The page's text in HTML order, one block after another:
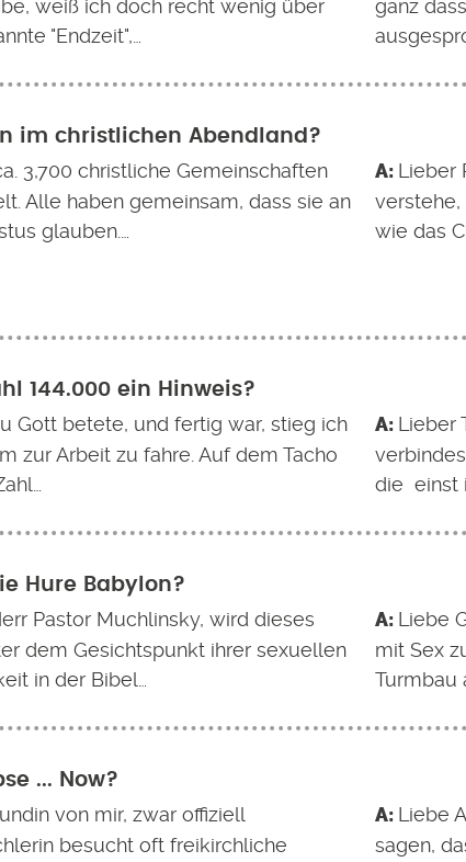
weiß ich doch recht wenig über
"Endzeit",…
ganz
im christlichen Abendland?
3,700 christliche Gemeinschaften
Alle haben gemeinsam, dass sie an
glauben.…
Lieber
verstehe,
wie das
144.000 ein Hinweis?
Gott betete, und fertig war, stieg ich
zur Arbeit zu fahre. Auf dem Tacho
Lieber
die einst
Hure Babylon?
Pastor Muchlinsky, wird dieses
dem Gesichtspunkt ihrer sexuellen
in der Bibel…
Liebe
mit Sex
Turmbau
... Now?
von mir, zwar offiziell
besucht oft freikirchliche
Liebe
sagen,